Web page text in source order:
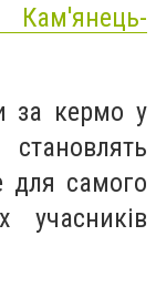
за кермо у
для самого